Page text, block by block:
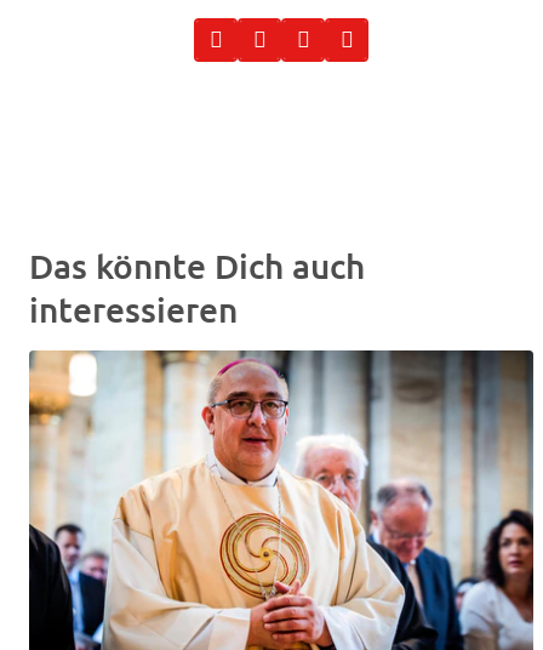
Das könnte Dich auch
interessieren